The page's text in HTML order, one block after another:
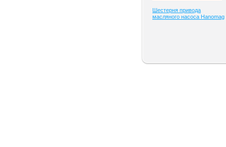
Шестерня привода
масляного насоса Hanomag